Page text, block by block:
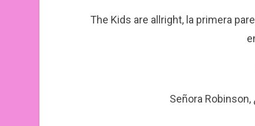
The Kids are allright, la primera
Señora